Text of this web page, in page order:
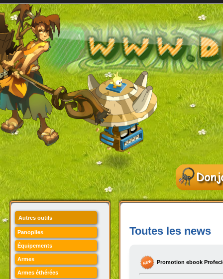
Autres outils
Panoplies
Équipements
Armes
Armes éthérées
Toutes les news
Promotion ebook